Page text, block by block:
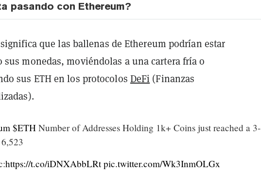
pasando con Ethereum?
que las ballenas de Ethereum podrían estar
sus monedas, moviéndolas a una cartera fría o
sus ETH en los protocolos DeFi (Finanzas
$ETH Number of Addresses Holding 1k+ Coins just reached a 3-
https://t.co/iDNXAbbLRt pic.twitter.com/Wk3InmOLGx